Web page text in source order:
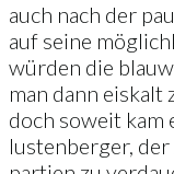
auch nach der
auf seine
würden die
man dann
doch soweit kam
lustenberger,